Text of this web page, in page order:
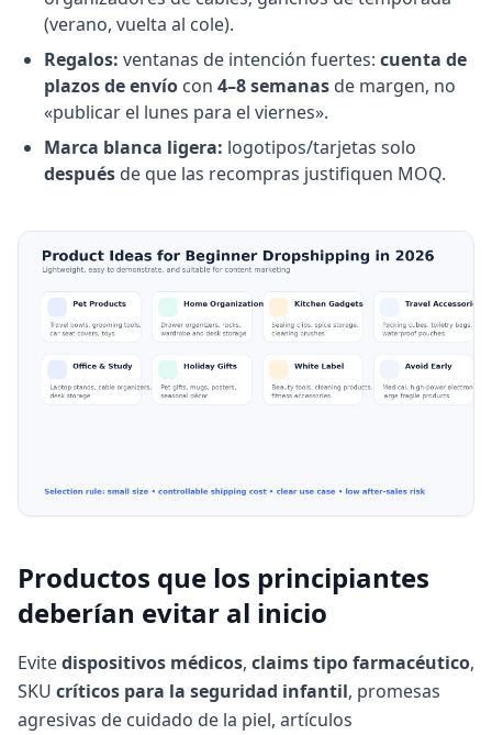
(verano, vuelta al cole).
Regalos: ventanas de intención fuertes: cuenta de
plazos de envío con 4–8 semanas de margen, no
«publicar el lunes para el viernes».
Marca blanca ligera: logotipos/tarjetas solo
después de que las recompras justifiquen MOQ.
Productos que los principiantes
deberían evitar al inicio
Evitedispositivos médicos, claims tipo farmacéutico,
SKU críticos para la seguridad infantil, promesas
agresivas de cuidado de la piel, artículos